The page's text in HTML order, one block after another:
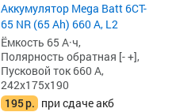
Аккумулятор Mega Batt 6CT-
65 NR (65 Ah) 660 А, L2
Ёмкость 65 А·ч,
Полярность обратная [- +],
Пусковой ток 660 А,
242x175x190
195р. при сдаче акб